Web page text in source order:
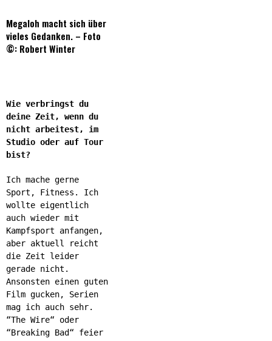
Megaloh macht sich über
vieles Gedanken. – Foto
©: Robert Winter
Wie verbringst du
deine Zeit, wenn du
nicht arbeitest, im
Studio oder auf Tour
bist?
Ich mache gerne
Sport, Fitness. Ich
wollte eigentlich
auch wieder mit
Kampfsport anfangen,
aber aktuell reicht
die Zeit leider
gerade nicht.
Ansonsten einen guten
Film gucken, Serien
mag ich auch sehr.
“The Wire“ oder
“Breaking Bad“ feier